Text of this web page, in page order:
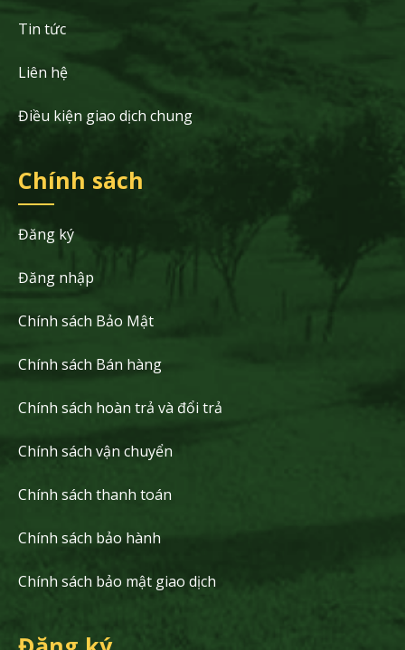
Tin tức
Liên hệ
Điều kiện giao dịch chung
Chính sách
Đăng ký
Đăng nhập
Chính sách Bảo Mật
Chính sách Bán hàng
Chính sách hoàn trả và đổi trả
Chính sách vận chuyển
Chính sách thanh toán
Chính sách bảo hành
Chính sách bảo mật giao dịch